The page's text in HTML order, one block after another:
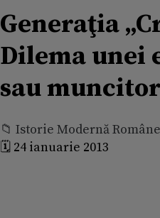
Generaţia
Dilema unei
sau
📁 Istorie Modernă
🗓️ 24 ianuarie 2013